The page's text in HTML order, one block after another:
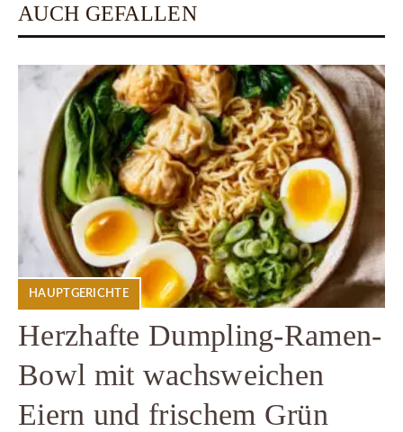
AUCH GEFALLEN
HAUPTGERICHTE
Herzhafte Dumpling-Ramen-
Bowl mit wachsweichen
Eiern und frischem Grün